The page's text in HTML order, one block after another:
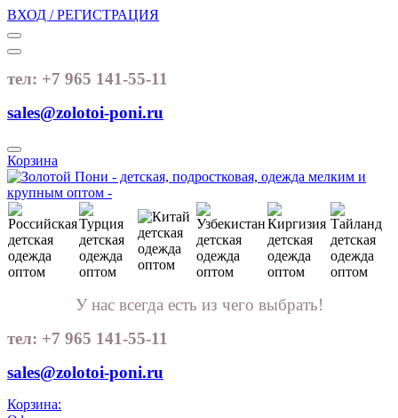
ВХОД / РЕГИСТРАЦИЯ
тел: +7 965 141-55-11
sales@zolotoi-poni.ru
Корзина
У нас всегда есть из чего выбрать!
тел: +7 965 141-55-11
sales@zolotoi-poni.ru
Корзина: